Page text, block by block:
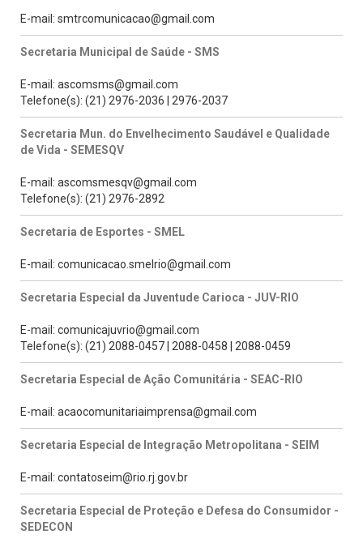
E-mail: smtrcomunicacao@gmail.com
Secretaria Municipal de Saúde - SMS
E-mail: ascomsms@gmail.com
Telefone(s): (21) 2976-2036 | 2976-2037
Secretaria Mun. do Envelhecimento Saudável e Qualidade
de Vida - SEMESQV
E-mail: ascomsmesqv@gmail.com
Telefone(s): (21) 2976-2892
Secretaria de Esportes - SMEL
E-mail: comunicacao.smelrio@gmail.com
Secretaria Especial da Juventude Carioca - JUV-RIO
E-mail: comunicajuvrio@gmail.com
Telefone(s): (21) 2088-0457 | 2088-0458 | 2088-0459
Secretaria Especial de Ação Comunitária - SEAC-RIO
E-mail: acaocomunitariaimprensa@gmail.com
Secretaria Especial de Integração Metropolitana - SEIM
E-mail: contatoseim@rio.rj.gov.br
Secretaria Especial de Proteção e Defesa do Consumidor -
SEDECON